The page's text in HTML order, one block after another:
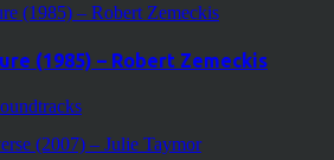
(1985) – Robert Zemeckis